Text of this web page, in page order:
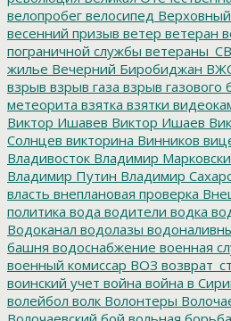
велопробег велосипед
весенний призыв ветер ветеран
пограничной службы
жилье Вечерний Биробиджан
взрыв взрыв газа взрыв газового
метеорита взятка взятки
Виктор Ишавев Виктор Ишаев
Солнцев викторина Винников
Владивосток Владимир
Владимир Путин Владимир
власть внеплановая проверка
политика вода водители водка
Водоканал водолазы
башня водоснабжение военная
военный комиссар ВОЗ
воинский учет война война в
волейбол волк Волонтеры